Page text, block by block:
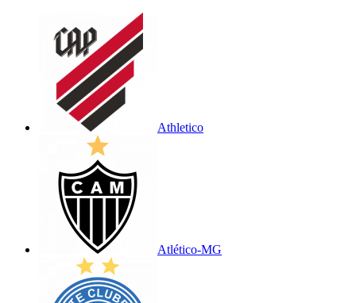
Athletico
Atlético-MG